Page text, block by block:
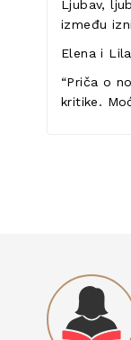
Ljubav,
između
Elena i
“Priča o
kritike.